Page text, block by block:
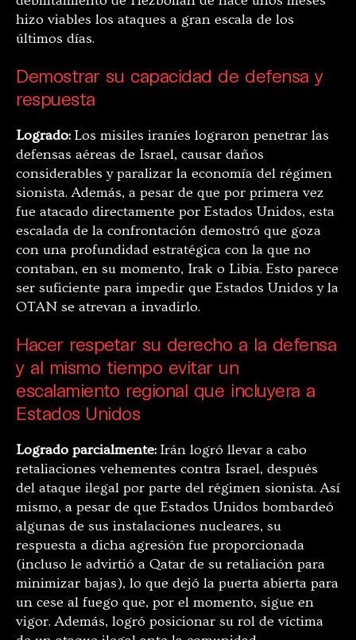
hizo viables los ataques a gran escala de los
últimos días.
Demostrar su capacidad de defensa y
respuesta
Logrado: Los misiles iraníes lograron penetrar las
defensas aéreas de Israel, causar daños
considerables y paralizar la economía del régimen
sionista. Además, a pesar de que por primera vez
fue atacado directamente por Estados Unidos, esta
escalada de la confrontación demostró que goza
con una profundidad estratégica con la que no
contaban, en su momento, Irak o Libia. Esto parece
ser suficiente para impedir que Estados Unidos y la
OTAN se atrevan a invadirlo.
Hacer respetar su derecho a la defensa
y al mismo tiempo evitar un
escalamiento regional que incluyera a
Estados Unidos
Logrado parcialmente: Irán logró llevar a cabo
retaliaciones vehementes contra Israel, después
del ataque ilegal por parte del régimen sionista. Así
mismo, a pesar de que Estados Unidos bombardeó
algunas de sus instalaciones nucleares, su
respuesta a dicha agresión fue proporcionada
(incluso le advirtió a Qatar de su retaliación para
minimizar bajas), lo que dejó la puerta abierta para
un cese al fuego que, por el momento, sigue en
vigor. Además, logró posicionar su rol de víctima